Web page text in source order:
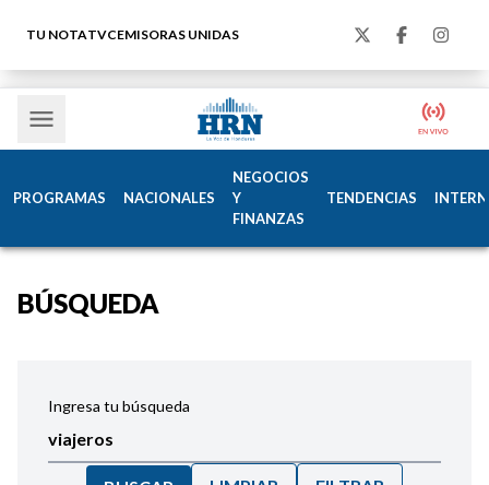
TU NOTATVCEMISORAS UNIDAS
PROGRAMAS NACIONALES
NEGOCIOS
Y
FINANZAS
TENDENCIAS
BÚSQUEDA
Ingresa tu búsqueda